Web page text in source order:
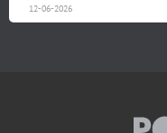
12-06-2026